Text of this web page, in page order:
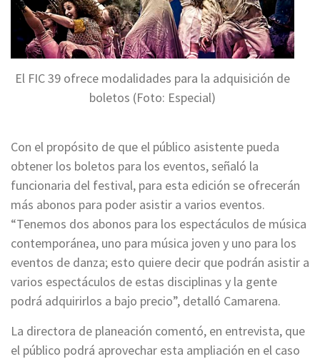
El FIC 39 ofrece modalidades para la adquisición de
boletos (Foto: Especial)
Con el propósito de que el público asistente pueda
obtener los boletos para los eventos, señaló la
funcionaria del festival, para esta edición se ofrecerán
más abonos para poder asistir a varios eventos.
“Tenemos dos abonos para los espectáculos de música
contemporánea, uno para música joven y uno para los
eventos de danza; esto quiere decir que podrán asistir a
varios espectáculos de estas disciplinas y la gente
podrá adquirirlos a bajo precio”, detalló Camarena.
La directora de planeación comentó, en entrevista, que
el público podrá aprovechar esta ampliación en el caso